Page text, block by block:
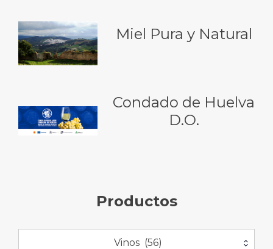
Miel Pura y Natural
Condado de Huelva
D.O.
Productos
Vinos (56)